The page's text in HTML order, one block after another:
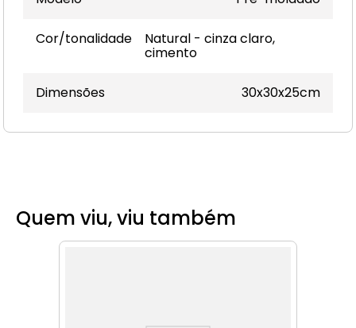
Cor/tonalidade Natural - cinza claro,
cimento
Dimensões 30x30x25cm
Quem viu, viu também